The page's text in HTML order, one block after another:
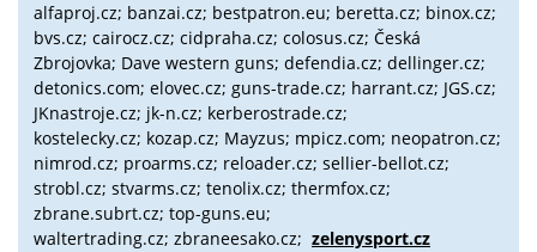
alfaproj.cz; banzai.cz; bestpatron.eu; beretta.cz; binox.cz;
bvs.cz; cairocz.cz; cidpraha.cz; colosus.cz; Česká
Zbrojovka; Dave western guns; defendia.cz; dellinger.cz;
detonics.com; elovec.cz; guns-trade.cz; harrant.cz; JGS.cz;
JKnastroje.cz; jk-n.cz; kerberostrade.cz;
kostelecky.cz; kozap.cz; Mayzus; mpicz.com; neopatron.cz;
nimrod.cz; proarms.cz; reloader.cz; sellier-bellot.cz;
strobl.cz; stvarms.cz; tenolix.cz; thermfox.cz;
zbrane.subrt.cz; top-guns.eu;
waltertrading.cz; zbraneesako.cz; zelenysport.cz